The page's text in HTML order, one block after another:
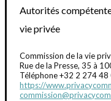
Autorités
vie privée
Commission de la vie
Rue de la Presse, 35 à
Téléphone +32 2 274 48
https://